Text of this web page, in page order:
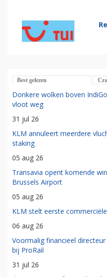
Best gelezen
Donkere wolken boven
vloot weg
31 jul 26
KLM annuleert meerdere
staking
05 aug 26
Transavia opent komende
Brussels Airport
05 aug 26
KLM stelt eerste
06 aug 26
Voormalig financieel
bij ProRail
31 jul 26